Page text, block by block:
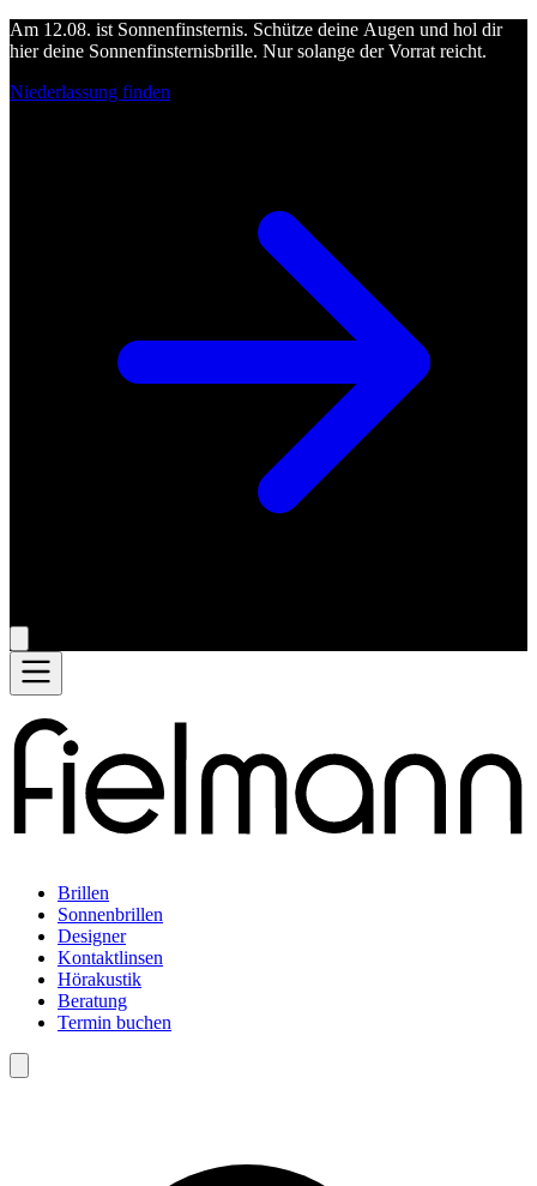
Am 12.08. ist Sonnenfinsternis. Schütze deine Augen und hol dir
hier deine Sonnenfinsternisbrille. Nur solange der Vorrat reicht.
Niederlassung finden
Brillen
Sonnenbrillen
Designer
Kontaktlinsen
Hörakustik
Beratung
Termin buchen